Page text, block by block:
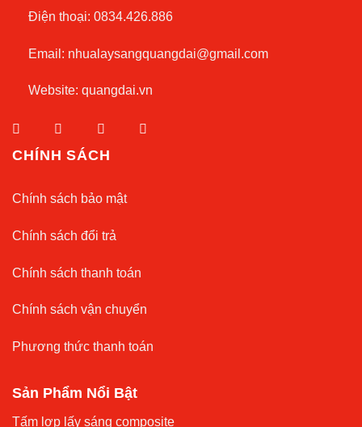
Điện thoại: 0834.426.886
Email: nhualaysangquangdai@gmail.com
Website: quangdai.vn
CHÍNH SÁCH
Chính sách bảo mật
Chính sách đổi trả
Chính sách thanh toán
Chính sách vận chuyển
Phương thức thanh toán
Sản Phẩm Nổi Bật
Tấm lợp lấy sáng composite